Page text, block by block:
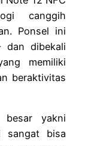
canggih
Ponsel ini
dan dibekali
memiliki
beraktivitas
besar yakni
sangat bisa